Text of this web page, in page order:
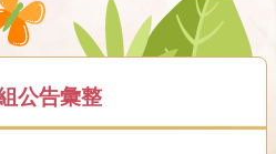
公告彙整